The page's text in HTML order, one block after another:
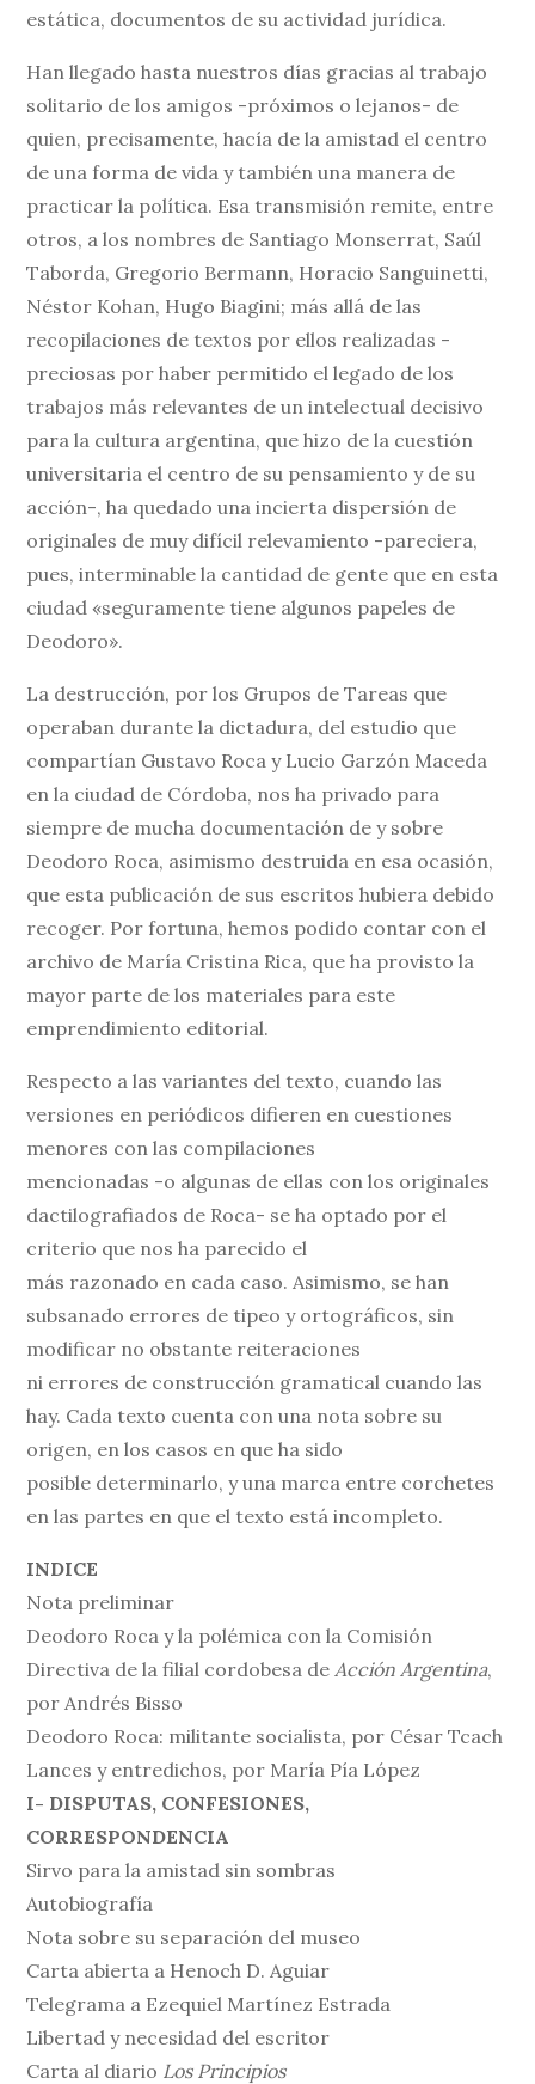
estática, documentos de su actividad jurídica.
Han llegado hasta nuestros días gracias al trabajo
solitario de los amigos -próximos o lejanos- de
quien, precisamente, hacía de la amistad el centro
de una forma de vida y también una manera de
practicar la política. Esa transmisión remite, entre
otros, a los nombres de Santiago Monserrat, Saúl
Taborda, Gregorio Bermann, Horacio Sanguinetti,
Néstor Kohan, Hugo Biagini; más allá de las
recopilaciones de textos por ellos realizadas -
preciosas por haber permitido el legado de los
trabajos más relevantes de un intelectual decisivo
para la cultura argentina, que hizo de la cuestión
universitaria el centro de su pensamiento y de su
acción-, ha quedado una incierta dispersión de
originales de muy difícil relevamiento -pareciera,
pues, interminable la cantidad de gente que en esta
ciudad «seguramente tiene algunos papeles de
Deodoro».
La destrucción, por los Grupos de Tareas que
operaban durante la dictadura, del estudio que
compartían Gustavo Roca y Lucio Garzón Maceda
en la ciudad de Córdoba, nos ha privado para
siempre de mucha documentación de y sobre
Deodoro Roca, asimismo destruida en esa ocasión,
que esta publicación de sus escritos hubiera debido
recoger. Por fortuna, hemos podido contar con el
archivo de María Cristina Rica, que ha provisto la
mayor parte de los materiales para este
emprendimiento editorial.
Respecto a las variantes del texto, cuando las
versiones en periódicos difieren en cuestiones
menores con las compilaciones
mencionadas -o algunas de ellas con los originales
dactilografiados de Roca- se ha optado por el
criterio que nos ha parecido el
más razonado en cada caso. Asimismo, se han
subsanado errores de tipeo y ortográficos, sin
modificar no obstante reiteraciones
ni errores de construcción gramatical cuando las
hay. Cada texto cuenta con una nota sobre su
origen, en los casos en que ha sido
posible determinarlo, y una marca entre corchetes
en las partes en que el texto está incompleto.
INDICE
Nota preliminar
Deodoro Roca y la polémica con la Comisión
Directiva de la filial cordobesa deAcción Argentina,
por Andrés Bisso
Deodoro Roca: militante socialista, por César Tcach
Lances y entredichos, por María Pía López
I- DISPUTAS, CONFESIONES,
CORRESPONDENCIA
Sirvo para la amistad sin sombras
Autobiografía
Nota sobre su separación del museo
Carta abierta a Henoch D. Aguiar
Telegrama a Ezequiel Martínez Estrada
Libertad y necesidad del escritor
Carta al diario Los Principios